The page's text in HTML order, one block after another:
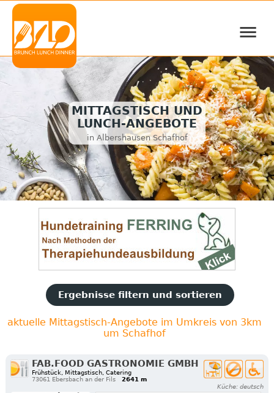
≡
MITTAGSTISCH UND
LUNCH-ANGEBOTE
in Albershausen Schafhof
Ergebnisse filtern und sortieren
aktuelle Mittagstisch-Angebote im Umkreis von 3km
um Schafhof
FAB.FOOD GASTRONOMIE GMBH
Frühstück, Mittagstisch, Catering
73061 Ebersbach an der Fils
2641 m
Küche: deutsch